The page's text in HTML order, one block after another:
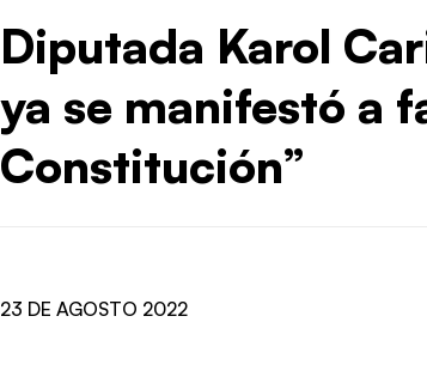
Diputada Karol
ya se manifestó a
Constitución”
23 DE AGOSTO 2022